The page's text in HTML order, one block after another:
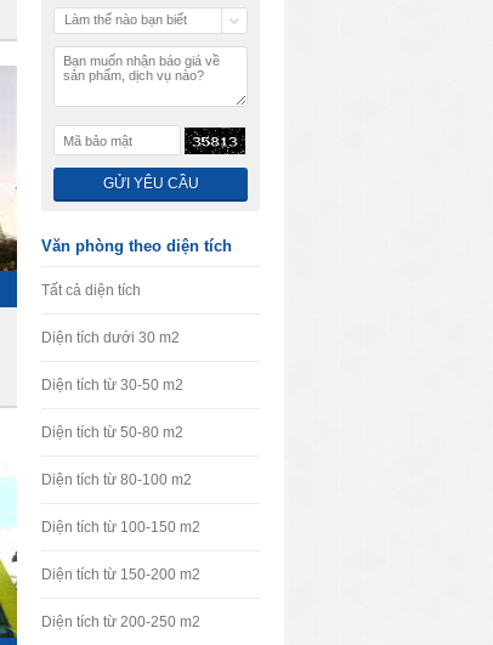
Làm thế nào bạn biết
Văn phòng theo diện tích
Tất cả diện tích
Diện tích dưới 30 m2
Diện tích từ 30-50 m2
Diện tích từ 50-80 m2
Diện tích từ 80-100 m2
Diện tích từ 100-150 m2
Diện tích từ 150-200 m2
Diện tích từ 200-250 m2